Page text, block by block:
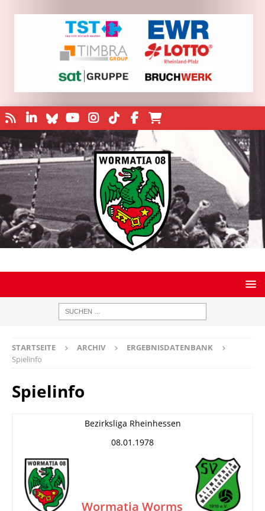
STARTSEITE ARCHIV
ERGEBNISDATENBANK
Spielinfo
Spielinfo
Bezirksliga Rheinhessen
08.01.1978
Wormatia Worms